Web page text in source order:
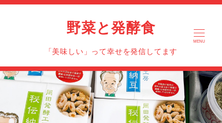
野菜と発酵食
「美味しい」って幸せを発信してます
MENU